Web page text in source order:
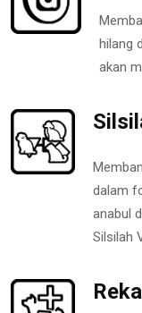
hilang
akan
dalam
anabul
Silsilah